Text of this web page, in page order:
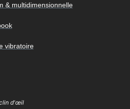
& multidimensionnelle
vibratoire
clin d'œil